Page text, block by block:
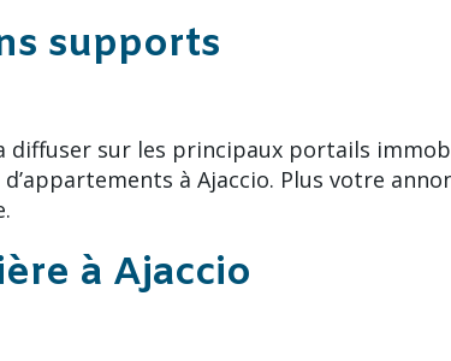
supports
diffuser sur les principaux portails
à Ajaccio. Plus votre
à Ajaccio